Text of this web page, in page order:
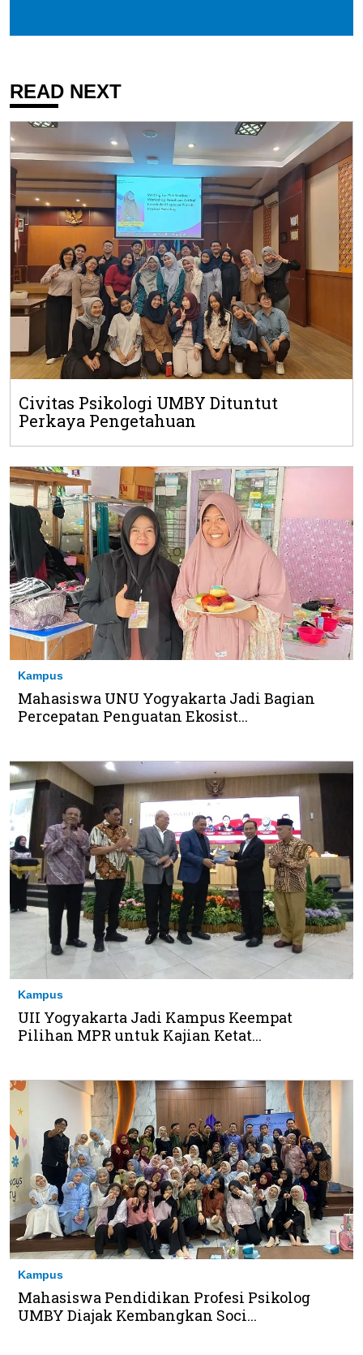
READ NEXT
Civitas Psikologi UMBY Dituntut
Perkaya Pengetahuan
Kampus
Mahasiswa UNU Yogyakarta Jadi Bagian
Percepatan Penguatan Ekosist...
Kampus
UII Yogyakarta Jadi Kampus Keempat
Pilihan MPR untuk Kajian Ketat...
Kampus
Mahasiswa Pendidikan Profesi Psikolog
UMBY Diajak Kembangkan Soci...